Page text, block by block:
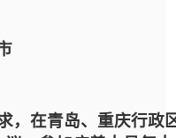
，在青岛、重庆行